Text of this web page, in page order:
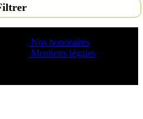
Nos honoraires
Mentions légales